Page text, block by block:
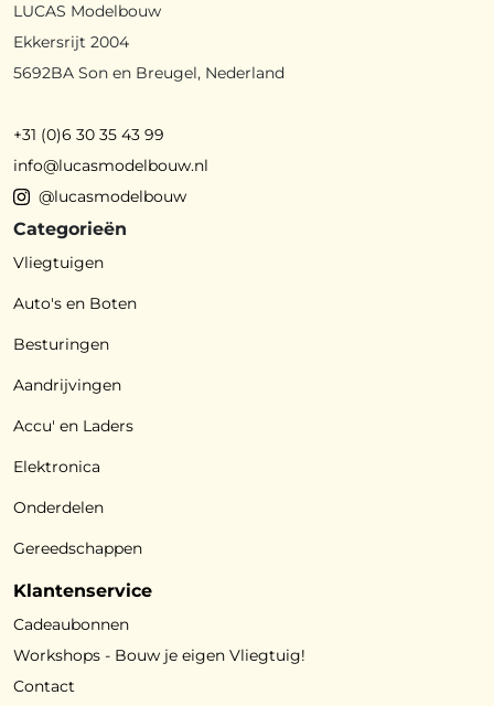
LUCAS Modelbouw
Ekkersrijt 2004
5692BA Son en Breugel, Nederland
+31 (0)6 30 35 43 99
info@lucasmodelbouw.nl
@lucasmodelbouw
Categorieën
Vliegtuigen
Auto's en Boten
Besturingen
Aandrijvingen
Accu' en Laders
Elektronica
Onderdelen
Gereedschappen
Klantenservice
Cadeaubonnen
Workshops - Bouw je eigen Vliegtuig!
Contact